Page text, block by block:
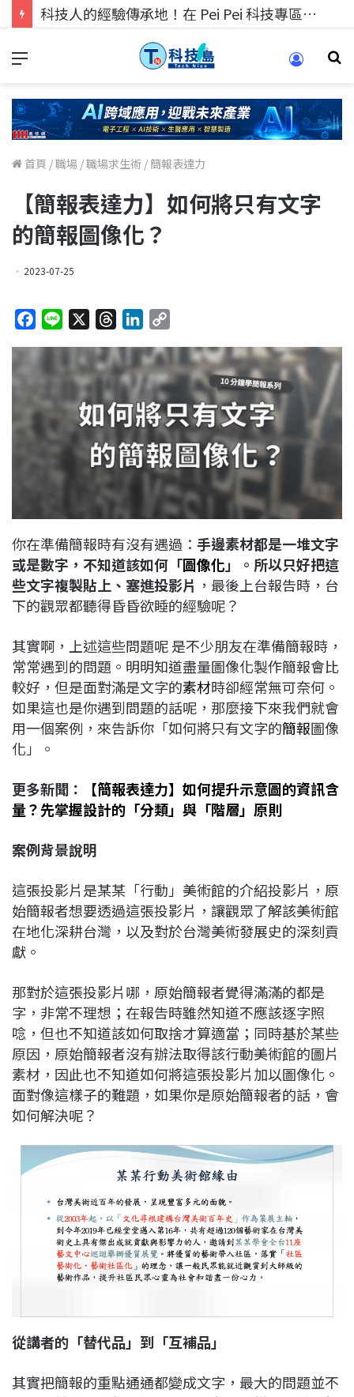
科技人的經驗傳承地！在 Pei Pei 科技專區，與學弟妹交流最硬核的技術
首頁 /職場 /職場求生術 / 簡報表達力
【簡報表達力】如何將只有文字
的簡報圖像化？
2023-07-25
c
b
o
k
r
e
a
d
s
n
e
d
I
n
y
L
i
n
k
你在準備簡報時有沒有遇過： 手邊素材都是一堆文字
或是數字，不知道該如何「圖像化」。所以只好把這
些文字複製貼上、塞進投影片 ，最後上台報告時，台
下的觀眾都聽得昏昏欲睡的經驗呢？
其實啊，上述這些問題呢 是不少朋友在準備簡報時，
常常遇到的問題。明明知道盡量圖像化製作簡報會比
較好，但是面對滿是文字的素材時卻經常無可奈何。
如果這也是你遇到問題的話呢，那麼接下來我們就會
用一個案例，來告訴你「如何將只有文字的簡報圖像
化」。
更多新聞 ：
【簡報表達力】如何提升示意圖的資訊含
量？先掌握設計的「分類」與「階層」原則
案例背景說明
這張投影片是某某「行動」美術館的介紹投影片，原
始簡報者想要透過這張投影片，讓觀眾了解該美術館
在地化深耕台灣，以及對於台灣美術發展史的深刻貢
獻。
那對於這張投影片哪，原始簡報者覺得滿滿的都是
字，非常不理想；在報告時雖然知道不應該逐字照
唸，但也不知道該如何取捨才算適當；同時基於某些
原因，原始簡報者沒有辦法取得該行動美術館的圖片
素材，因此也不知道如何將這張投影片加以圖像化。
面對像這樣子的難題，如果你是原始簡報者的話，會
如何解決呢？
從講者的「替代品」到「互補品」
其實把簡報的重點通通都變成文字，最大的問題並不